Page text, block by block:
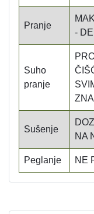
Pranje
-
Suho
pranje
Sušenje
NA
Peglanje NE